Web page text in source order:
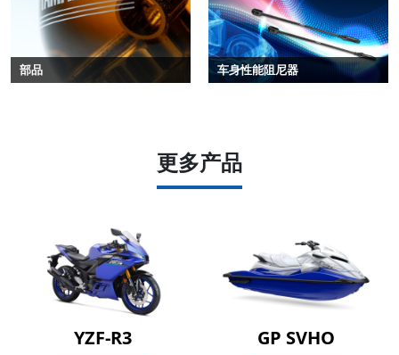
部品 车身性能阻尼器
更多产品
YZF-R3 GP SVHO